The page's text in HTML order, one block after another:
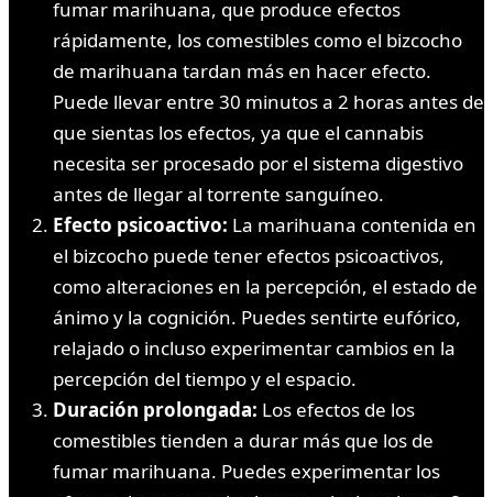
fumar marihuana, que produce efectos
rápidamente, los comestibles como el bizcocho
de marihuana tardan más en hacer efecto.
Puede llevar entre 30 minutos a 2 horas antes de
que sientas los efectos, ya que el cannabis
necesita ser procesado por el sistema digestivo
antes de llegar al torrente sanguíneo.
Efecto psicoactivo: La marihuana contenida en
el bizcocho puede tener efectos psicoactivos,
como alteraciones en la percepción, el estado de
ánimo y la cognición. Puedes sentirte eufórico,
relajado o incluso experimentar cambios en la
percepción del tiempo y el espacio.
Duración prolongada: Los efectos de los
comestibles tienden a durar más que los de
fumar marihuana. Puedes experimentar los